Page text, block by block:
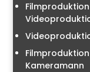
Kameramann